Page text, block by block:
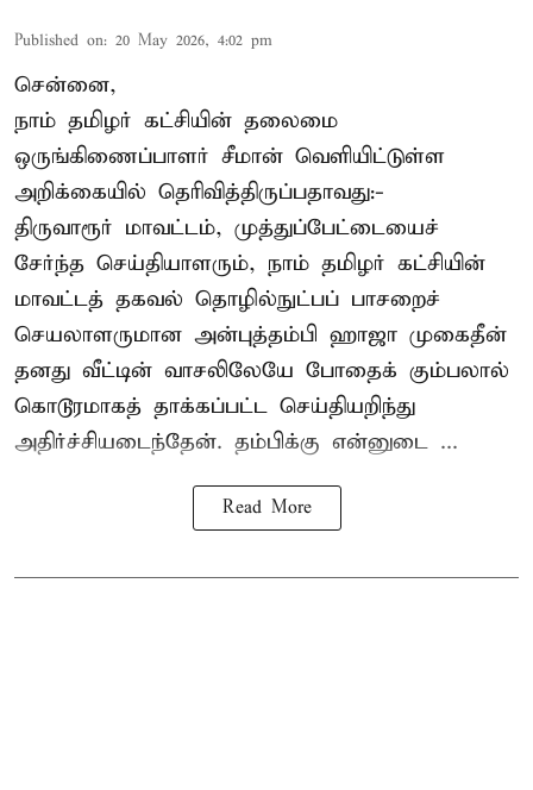
Published on: 20 May 2026, 4:02 pm
சென்னை,
நாம் தமிழர் கட்சியின் தலைமை
ஒருங்கிணைப்பாளர் சீமான் வெளியிட்டுள்ள
அறிக்கையில் தெரிவித்திருப்பதாவது:-
திருவாரூர் மாவட்டம், முத்துப்பேட்டையைச்
சேர்ந்த செய்தியாளரும், நாம் தமிழர் கட்சியின்
மாவட்டத் தகவல் தொழில்நுட்பப் பாசறைச்
செயலாளருமான அன்புத்தம்பி ஹாஜா முகைதீன்
தனது வீட்டின் வாசலிலேயே போதைக் கும்பலால்
கொடூரமாகத் தாக்கப்பட்ட செய்தியறிந்து
அதிர்ச்சியடைந்தேன். தம்பிக்கு என்னுடை ...
Read More